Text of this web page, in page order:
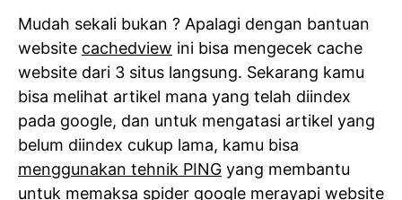
Mudah sekali bukan ? Apalagi dengan bantuan
website cachedview ini bisa mengecek cache
website dari 3 situs langsung. Sekarang kamu
bisa melihat artikel mana yang telah diindex
pada google, dan untuk mengatasi artikel yang
belum diindex cukup lama, kamu bisa
menggunakan tehnik PING yang membantu
untuk memaksa spider google merayapi website